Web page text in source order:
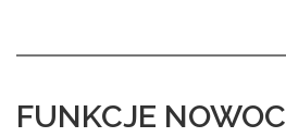
FUNKCJE